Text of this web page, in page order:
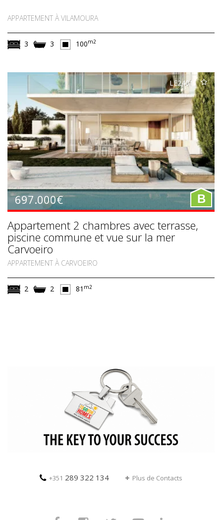
APPARTEMENT À VILAMOURA
3 3 100m2
LE2401
697.000€ B
Appartement 2 chambres avec terrasse,
piscine commune et vue sur la mer
Carvoeiro
APPARTEMENT À CARVOEIRO
2 2 81 m2
+351 289 322 134 Plus de Contacts